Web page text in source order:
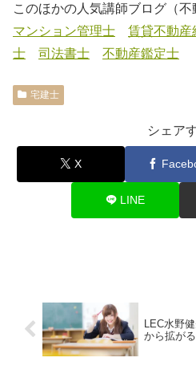
このほかの人気講師ブログ（不
マンション管理士
賃貸不動産
士
司法書士 不動産鑑定士
宅建士
シェア
X
LINE
LEC水野
から拡が